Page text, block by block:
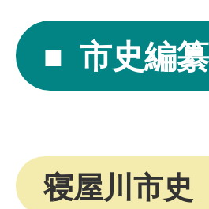
市史編
寝屋川市史